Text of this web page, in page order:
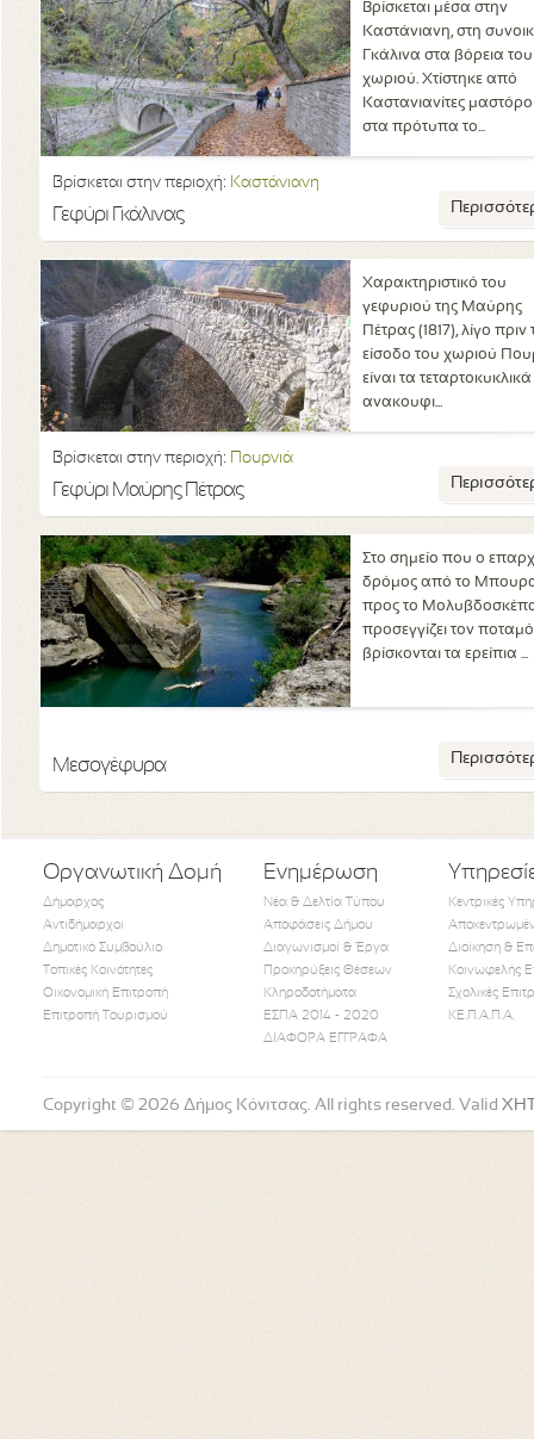
Βρίσκεται μέσα στην
Καστάνιανη, στη
Γκάλινα στα βόρεια του
χωριού. Χτίστηκε από
Καστανιανίτες
στα πρότυπα το...
Βρίσκεται στην περιοχή: Καστάνιανη
Γεφύρι Γκάλινας
Χαρακτηριστικό του
γεφυριού της Μαύρης
Πέτρας (1817), λίγο πριν
είσοδο του χωριού
είναι τα τεταρτοκυκλικά
ανακουφι...
Βρίσκεται στην περιοχή: Πουρνιά
Γεφύρι Μαύρης Πέτρας
Στο σημείο που ο
δρόμος από το
προς το
προσεγγίζει τον
βρίσκονται τα ερείπια ...
Μεσογέφυρα
Οργανωτική Δομή
Δήμαρχος
Αντιδήμαρχοι
Δημοτικό Συμβούλιο
Τοπικές Κοινότητες
Οικονομική Επιτροπή
Επιτροπή Τουρισμού
Ενημέρωση
Νέα & Δελτία Τύπου
Αποφάσεις Δήμου
Διαγωνισμοί & Έργα
Προκηρύξεις Θέσεων
Κληροδοτήματα
ΕΣΠΑ 2014 - 2020
ΔΙΑΦΟΡΑ ΕΓΓΡΑΦΑ
Κεντρικές
Διοίκηση &
Κοινωφελής
Σχολικές
ΚΕ.Π.Α.Π.Α.
Follow Us
Copyright © 2026 Δήμος Κόνιτσας. All rights reserved. Valid